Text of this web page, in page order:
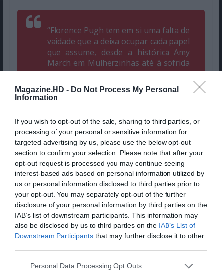
Magazine.HD - Do Not Process My Personal
Information
If you wish to opt-out of the sale, sharing to third parties, or
processing of your personal or sensitive information for
targeted advertising by us, please use the below opt-out
section to confirm your selection. Please note that after your
opt-out request is processed you may continue seeing
interest-based ads based on personal information utilized by
us or personal information disclosed to third parties prior to
your opt-out. You may separately opt-out of the further
disclosure of your personal information by third parties on the
IAB’s list of downstream participants. This information may
also be disclosed by us to third parties on the IAB’s List of
Downstream Participants that may further disclose it to other
Personal Data Processing Opt Outs
“Florence Pugh tem em si uma falta de
vaidade que a deixa ocupar cada papel
que assume, desde a histórica Amy
March em Mulherzinhas até à sofrida
Dani emMidsommar. Conhecemo-nos
a trabalhar em
Figghting With My
Family
, no qual ela se transformou
actriz maravilhosa, cheia de
generosidade para os seus co-
protagonistas, e curiosa sobre a
experiência humana.(…) Quando ela
não está no ecrã, Flo não sente a
necessidade de fingir ser alguém que
ela não é (…)”
Os trabalhos mais recentes da actriz: “ Viúva
Negra” (ainda a aguardar estreia nos cinemas),